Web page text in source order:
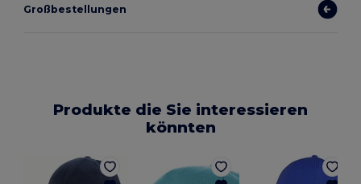
Großbestellungen
Produkte die Sie interessieren
könnten